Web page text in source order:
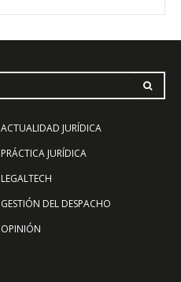
ACTUALIDAD JURÍDICA
PRÁCTICA JURÍDICA
LEGALTECH
GESTIÓN DEL DESPACHO
OPINIÓN